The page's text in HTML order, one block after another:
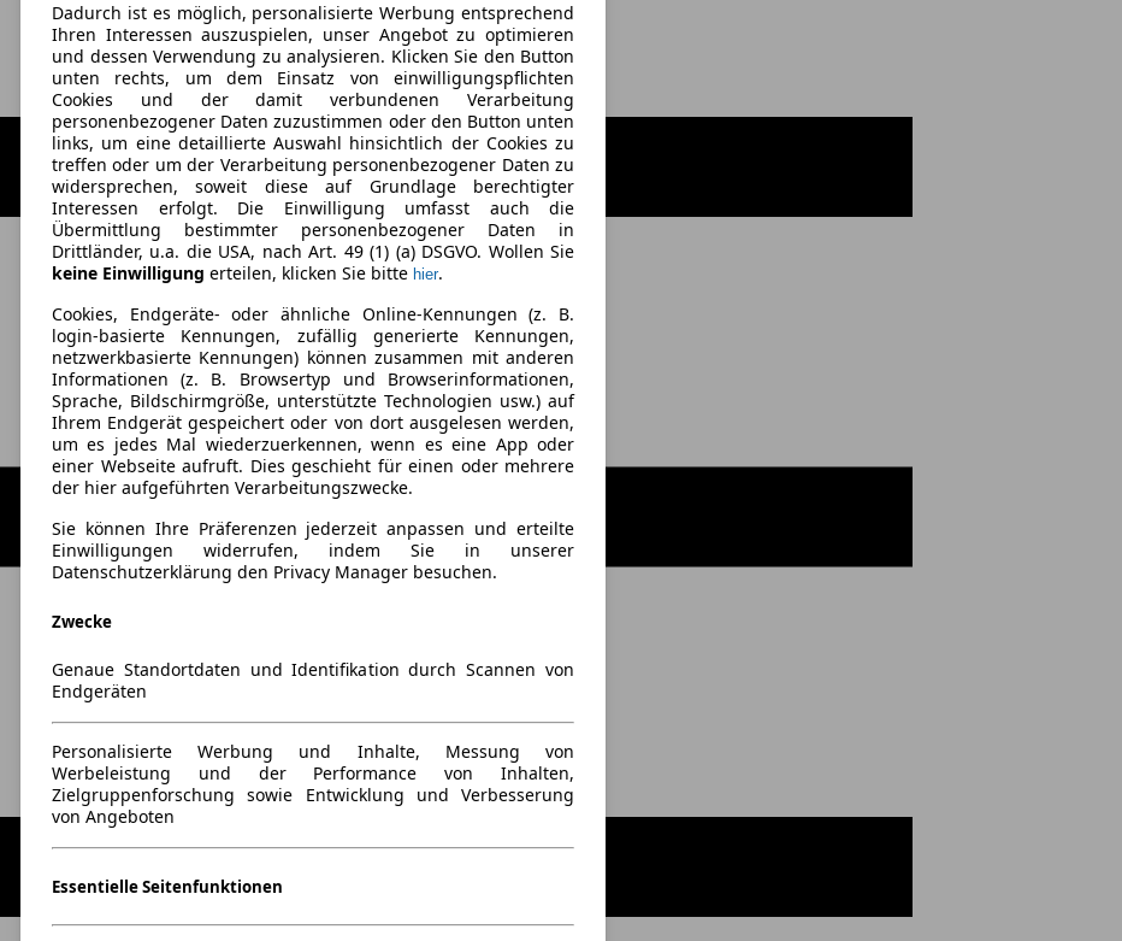
Dadurch ist es möglich, personalisierte Werbung entsprechend
Ihren Interessen auszuspielen, unser Angebot zu optimieren
und dessen Verwendung zu analysieren. Klicken Sie den Button
unten rechts, um dem Einsatz von einwilligungspflichten
Cookies und der damit verbundenen Verarbeitung
personenbezogener Daten zuzustimmen oder den Button unten
links, um eine detaillierte Auswahl hinsichtlich der Cookies zu
treffen oder um der Verarbeitung personenbezogener Daten zu
widersprechen, soweit diese auf Grundlage berechtigter
Interessen erfolgt. Die Einwilligung umfasst auch die
Übermittlung bestimmter personenbezogener Daten in
Drittländer, u.a. die USA, nach Art. 49 (1) (a) DSGVO. Wollen Sie
keine Einwilligung erteilen, klicken Sie bitte hier.
Cookies, Endgeräte- oder ähnliche Online-Kennungen (z. B.
login-basierte Kennungen, zufällig generierte Kennungen,
netzwerkbasierte Kennungen) können zusammen mit anderen
Informationen (z. B. Browsertyp und Browserinformationen,
Sprache, Bildschirmgröße, unterstützte Technologien usw.) auf
Ihrem Endgerät gespeichert oder von dort ausgelesen werden,
um es jedes Mal wiederzuerkennen, wenn es eine App oder
einer Webseite aufruft. Dies geschieht für einen oder mehrere
der hier aufgeführten Verarbeitungszwecke.
Sie können Ihre Präferenzen jederzeit anpassen und erteilte
Einwilligungen widerrufen, indem Sie in unserer
Datenschutzerklärung den Privacy Manager besuchen.
Zwecke
Genaue Standortdaten und Identifikation durch Scannen von
Endgeräten
Personalisierte Werbung und Inhalte, Messung von
Werbeleistung und der Performance von Inhalten,
Zielgruppenforschung sowie Entwicklung und Verbesserung
von Angeboten
Essentielle Seitenfunktionen